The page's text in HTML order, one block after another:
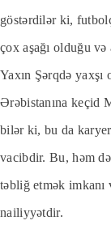
göstərdilər ki,
çox aşağı olduğu
Yaxın Şərqdə
Ərəbistanına keçid
bilər ki, bu da
vacibdir. Bu, həm
təbliğ etmək
nailiyyətdir.